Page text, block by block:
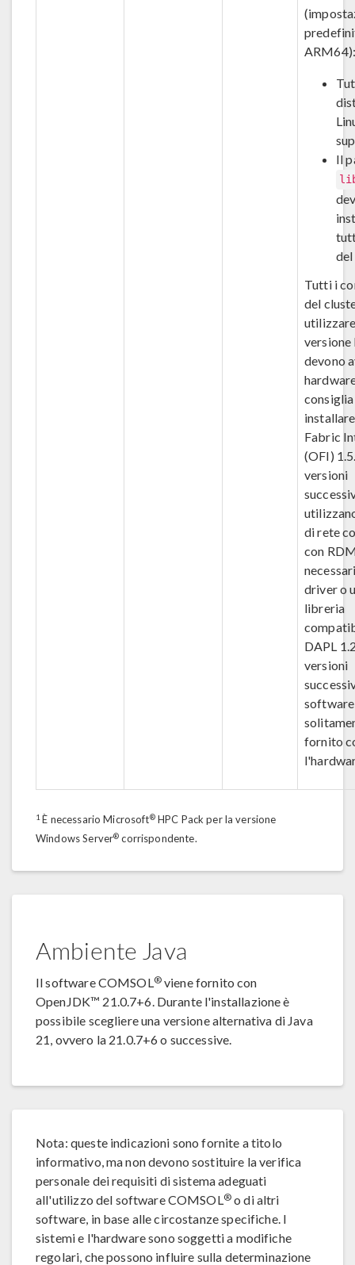
Il
Tutti i
del
versione
devono
Fabric
(OFI)
versioni
di rete
con
driver o
libreria
DAPL
versioni
fornito
1È necessario Microsoft®HPC Pack per la versione
Windows Server® corrispondente.
Ambiente Java
Il software COMSOL®viene fornito con
OpenJDK™ 21.0.7+6. Durante l'installazione è
possibile scegliere una versione alternativa di Java
21, ovvero la 21.0.7+6 o successive.
Nota: queste indicazioni sono fornite a titolo
informativo, ma non devono sostituire la verifica
personale dei requisiti di sistema adeguati
all'utilizzo del software COMSOL®o di altri
software, in base alle circostanze specifiche. I
sistemi e l'hardware sono soggetti a modifiche
regolari, che possono influire sulla determinazione